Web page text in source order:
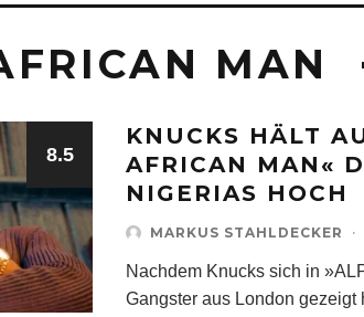
MAN
8.5
KNUCKS HÄLT
AFRICAN MAN«
NIGERIAS HOCH
MARKUS STAHLDECKER ·
Nachdem Knucks sich in
Gangster aus London gezeigt